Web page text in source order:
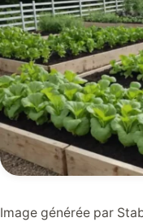
Image générée par